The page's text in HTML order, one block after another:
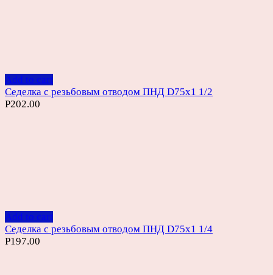
Add to cart
Седелка с резьбовым отводом ПНД D75х1 1/2
Р202.00
Add to cart
Седелка с резьбовым отводом ПНД D75х1 1/4
Р197.00